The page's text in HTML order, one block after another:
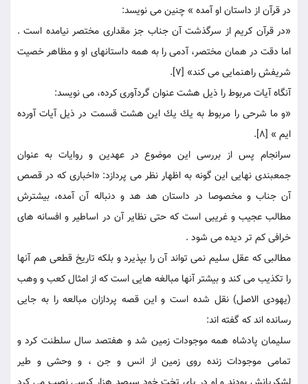
در قرآن از داستان او آمده » چنين می نويسد:
«در قرآن كريم از سرگذشت آن جناب جز مقدارى مختصر نيامده است .
اما دقت در همان مختصر، آدمى را به همه داستانهاى او و مظاهر خصيت
شريفش راهنمايى می كند» [7].
آنگاه آيات مربوط را ذيل هشت عنوان گردآورى كرده، می نويسد:
«و ما شرحى را مربوط به يك يك اين هشت قسمت در ذيل آيات آورده
ايم » [8].
سرانجام پس از بررسى اين موضوع در عهدين و روايات به عنوان
جمع‏بندى نهايى اين گونه به اظهار نظر می پردازد: «اخبارى كه در قصص
آن جناب و مخصوصا در داستان هد هد و دنباله آن آمده، بيشترش
مطالب عجيب و غريبى است كه حتى نظاير آن در اساطير و افسانه هاى
خرافى كم تر ديده می شود .
مطالبى كه عقل سليم نمی تواند آن را بپذيرد و بلكه تاريخ قطعى هم آنها
را تكذيب می كند و بيشتر آنها مبالغه هايى است كه از امثال كعب و وهب
(يهودى الاصل) نقل شده است و اين قصه پردازان مبالعه را به جايى
رسانده اند كه گفته اند:
سليمان پادشاه همه موجودات زمين شد و هفتصد سال سلطنت كرد و
تمامى موجودات زنده روى زمين از انس و جن ، و وحشى و طير